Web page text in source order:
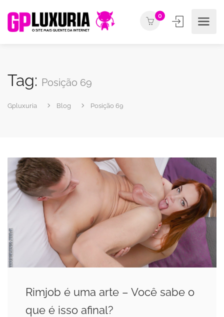
0
Tag: Posição 69
Gpluxuria Blog Posição 69
Rimjob é uma arte – Você sabe o
que é isso afinal?